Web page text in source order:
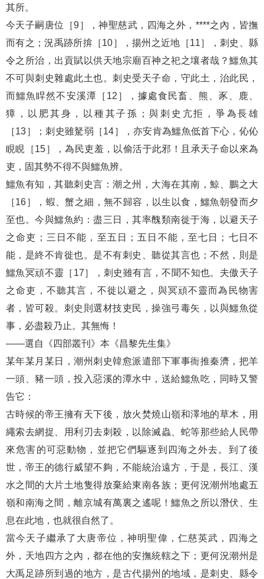
其所。
今天子嗣唐位［9］，神聖慈武，四海之外，****之內，皆撫
而有之；況禹跡所揜［10］，揚州之近地［11］，刺史、縣
令之所治，出貢賦以供天地宗廟百神之祀之壤者哉？鱷魚其
不可與刺史雜處此土也。刺史受天子命，守此土，治此民，
而鱷魚睅然不安溪潭［12］，據處食民畜、熊、豕、鹿、
獐，以肥其身，以種其子孫；與刺史亢拒，爭為長雄
［13］；刺史雖駑弱［14］，亦安肯為鱷魚低首下心，伈伈
睍睍［15］，為民吏羞，以偷活于此邪！且承天子命以來為
吏，固其勢不得不與鱷魚辨。
鱷魚有知，其聽刺史言：潮之州，大海在其南，鯨、鵬之大
［16］，蝦、蟹之細，無不歸容，以生以食，鱷魚朝發而夕
至也。今與鱷魚約：盡三日，其率醜類南徙于海，以避天子
之命吏；三日不能，至五日；五日不能，至七日；七日不
能，是終不肯徙也。是不有刺史、聽從其言也；不然，則是
鱷魚冥頑不靈［17］，刺史雖有言，不聞不知也。夫傲天子
之命吏，不聽其言，不徙以避之，與冥頑不靈而為民物害
者，皆可殺。刺史則選材技吏民，操強弓毒矢，以與鱷魚從
事，必盡殺乃止。其無悔！
——選自《四部叢刊》本《昌黎先生集》
某年某月某日，潮州刺史韓愈派遣部下軍事衙推秦濟，把羊
一頭、豬一頭，投入惡溪的潭水中，送給鱷魚吃，同時又警
告它：
古時候的帝王擁有天下後，放火焚燒山嶺和澤地的草木，用
繩索去網捉、用利刃去刺殺，以除滅蟲、蛇等那些給人民帶
來危害的可惡動物，並把它們驅逐到四海之外去。到了後
世，帝王的德行威望不夠，不能統治遠方，于是，長江、漢
水之間的大片土地隻得放棄給東南各族；更何況潮州地處五
嶺和南海之間，離京城有萬裏之遙呢！鱷魚之所以潛伏、生
息在此地，也就很自然了。
當今天子繼承了大唐帝位，神明聖偉，仁慈英武，四海之
外，天地四方之內，都在他的安撫統轄之下；更何況潮州是
大禹足跡所到過的地方，是古代揚州的地域，是刺史、縣令